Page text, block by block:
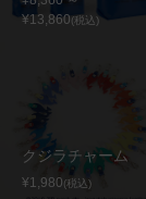
¥13,860(税込)
クジラチャーム
¥1,980(税込)